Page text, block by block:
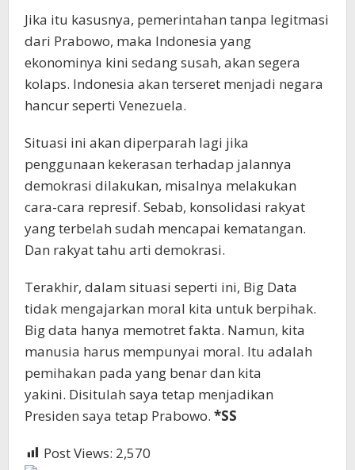
Jika itu kasusnya, pemerintahan tanpa legitmasi
dari Prabowo, maka Indonesia yang
ekonominya kini sedang susah, akan segera
kolaps. Indonesia akan terseret menjadi negara
hancur seperti Venezuela.
Situasi ini akan diperparah lagi jika
penggunaan kekerasan terhadap jalannya
demokrasi dilakukan, misalnya melakukan
cara-cara represif. Sebab, konsolidasi rakyat
yang terbelah sudah mencapai kematangan.
Dan rakyat tahu arti demokrasi.
Terakhir, dalam situasi seperti ini, Big Data
tidak mengajarkan moral kita untuk berpihak.
Big data hanya memotret fakta. Namun, kita
manusia harus mempunyai moral. Itu adalah
pemihakan pada yang benar dan kita
yakini. Disitulah saya tetap menjadikan
Presiden saya tetap Prabowo. *SS
Post Views: 2,570